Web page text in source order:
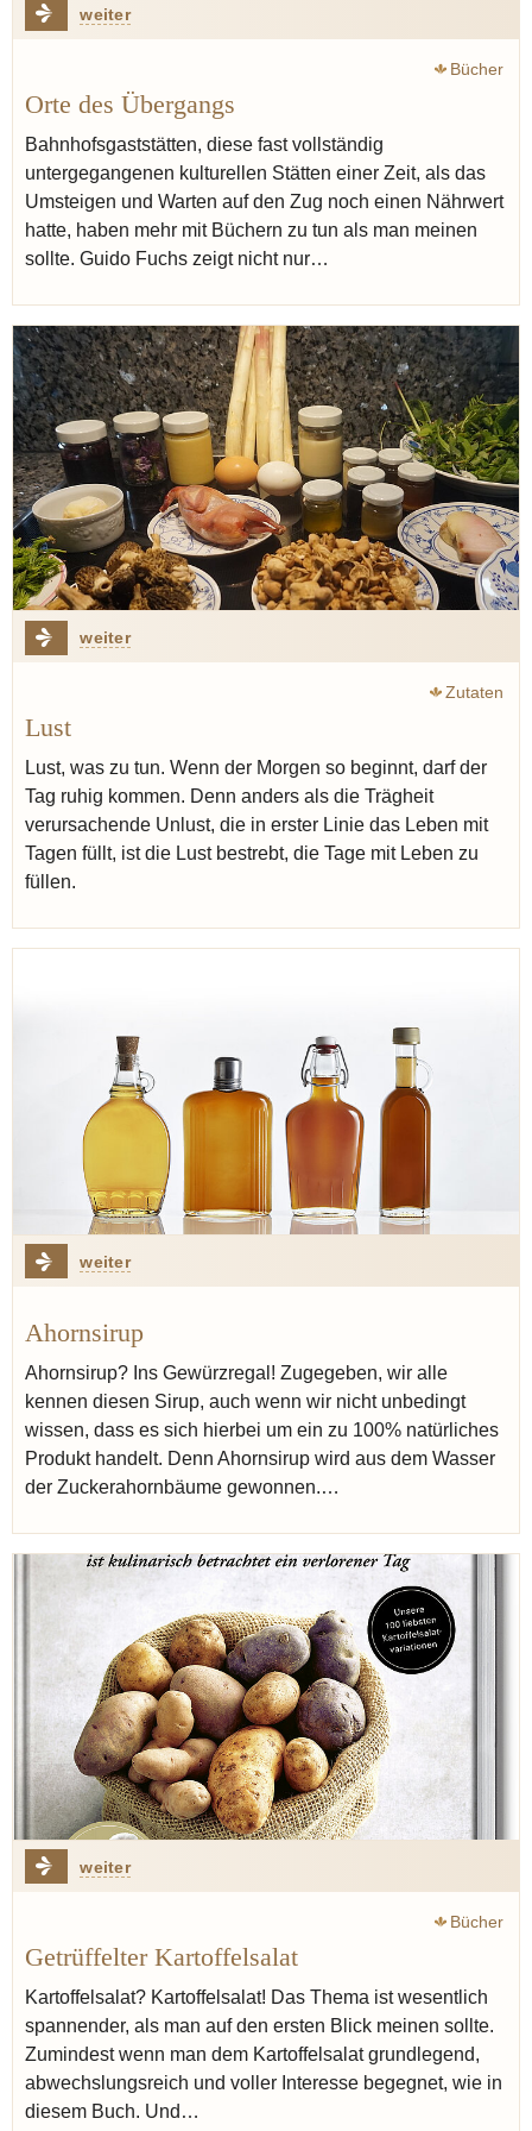
weiter
Bücher
Orte des Übergangs
Bahnhofsgaststätten, diese fast vollständig
untergegangenen kulturellen Stätten einer Zeit, als das
Umsteigen und Warten auf den Zug noch einen Nährwert
hatte, haben mehr mit Büchern zu tun als man meinen
sollte. Guido Fuchs zeigt nicht nur…
weiter
Zutaten
Lust
Lust, was zu tun. Wenn der Morgen so beginnt, darf der
Tag ruhig kommen. Denn anders als die Trägheit
verursachende Unlust, die in erster Linie das Leben mit
Tagen füllt, ist die Lust bestrebt, die Tage mit Leben zu
füllen.
weiter
Ahornsirup
Ahornsirup? Ins Gewürzregal! Zugegeben, wir alle
kennen diesen Sirup, auch wenn wir nicht unbedingt
wissen, dass es sich hierbei um ein zu 100% natürliches
Produkt handelt. Denn Ahornsirup wird aus dem Wasser
der Zuckerahornbäume gewonnen.…
weiter
Bücher
Getrüffelter Kartoffelsalat
Kartoffelsalat? Kartoffelsalat! Das Thema ist wesentlich
spannender, als man auf den ersten Blick meinen sollte.
Zumindest wenn man dem Kartoffelsalat grundlegend,
abwechslungsreich und voller Interesse begegnet, wie in
diesem Buch. Und…